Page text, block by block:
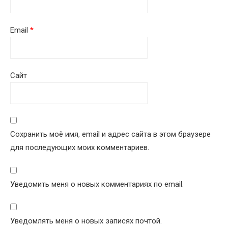
Email *
Сайт
Сохранить моё имя, email и адрес сайта в этом браузере
для последующих моих комментариев.
Уведомить меня о новых комментариях по email.
Уведомлять меня о новых записях почтой.